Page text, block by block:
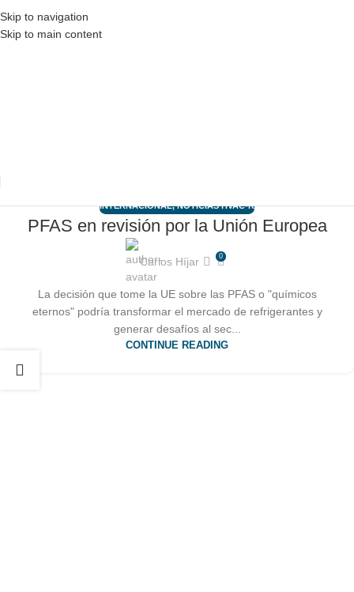
Skip to navigation
Skip to main content
03
INTERNACIONAL,NOTICIAS HVAC-R
PFAS en revisión por la Unión Europea
Carlos Híjar 0
La decisión que tome la UE sobre las PFAS o "químicos
eternos" podría transformar el mercado de refrigerantes y
generar desafíos al sec...
CONTINUE READING